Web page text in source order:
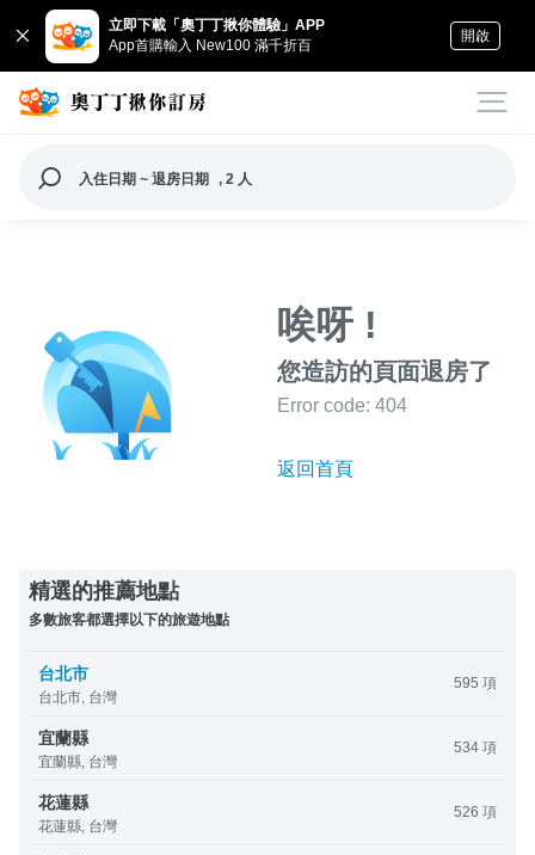
立即下載「奧丁丁揪你體驗」APP
App首購輸入 New100 滿千折百
開啟
入住日期 ~ 退房日期 , 2 人
唉呀 !
您造訪的頁面退房了
Error code: 404
返回首頁
精選的推薦地點
多數旅客都選擇以下的旅遊地點
台北市
台北市, 台灣
595 項
宜蘭縣
宜蘭縣, 台灣
534 項
花蓮縣
花蓮縣, 台灣
526 項